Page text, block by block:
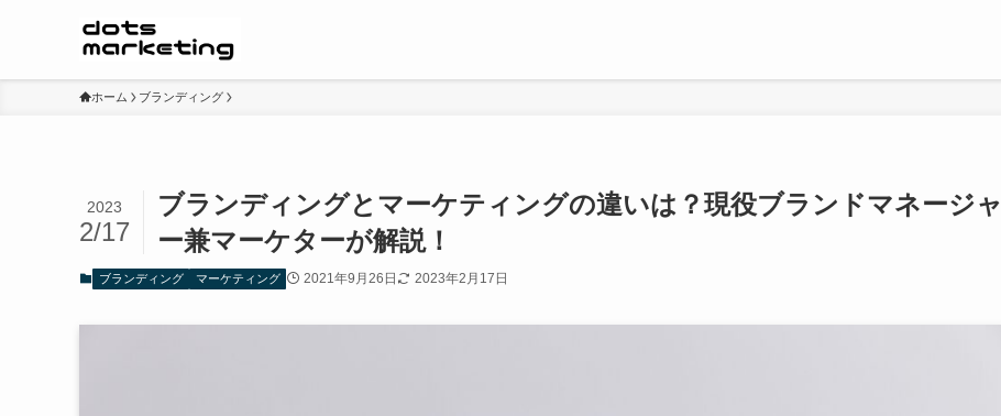
ホーム ブランディング
ブランディングとマーケティングの違いは？現役ブランドマネージャ
ー兼マーケターが解説！
2023
2/17
ブランディング マーケティング 2021年9月26日 2023年2月17日